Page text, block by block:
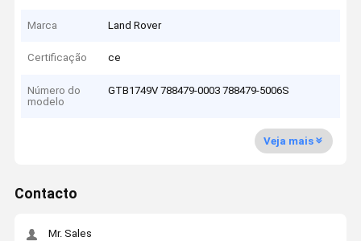
Marca Land Rover
Certificação ce
Número do
modelo
GTB1749V 788479-0003 788479-5006S
Veja mais
Contacto
Mr. Sales